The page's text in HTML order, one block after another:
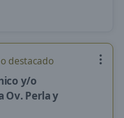
destacado
y/o
Ov. Perla y